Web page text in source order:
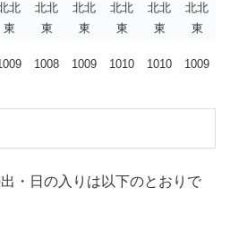
北
東
北北
東
北北
東
北北
東
北北
東
北北
東
1008 1009 1010 1010 1009
・日の入りは以下のとおりで